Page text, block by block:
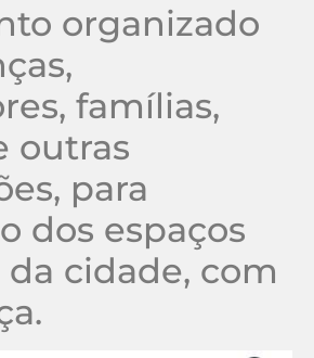
organizado
famílias,
outras
para
dos espaços
cidade, com